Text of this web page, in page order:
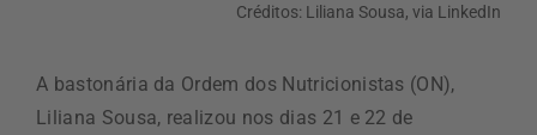
Créditos: Liliana Sousa, via LinkedIn
A bastonária da Ordem dos Nutricionistas (ON),
Liliana Sousa, realizou nos dias 21 e 22 de